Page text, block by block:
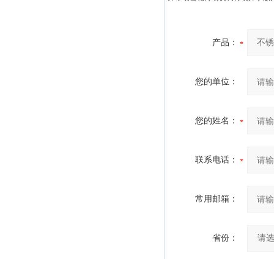
产品：
您的单位：
您的姓名：
联系电话：
常用邮箱：
省份：